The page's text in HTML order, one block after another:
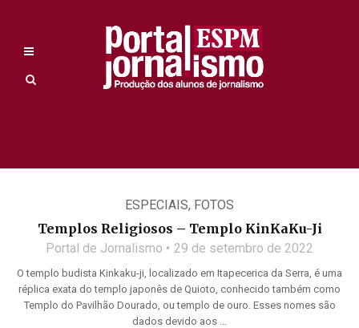
ESPECIAIS, FOTOS
Templos Religiosos – Templo KinKaKu-Ji
Portal de Jornalismo 29 de setembro de 2022
O templo budista Kinkaku-ji, localizado em Itapecerica da Serra, é uma
réplica exata do templo japonês de Quioto, conhecido também como
Templo do Pavilhão Dourado, ou templo de ouro. Esses nomes são
dados devido aos ...